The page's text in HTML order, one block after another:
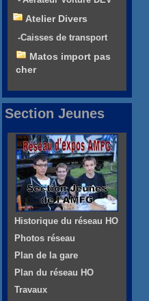
Atelier Divers
-Caisses de transport
Matos import pas
cher
Section Jeunes
Historique du réseau HO
Photos réseau
Plan de la gare
Plan du réseau HO
Travaux